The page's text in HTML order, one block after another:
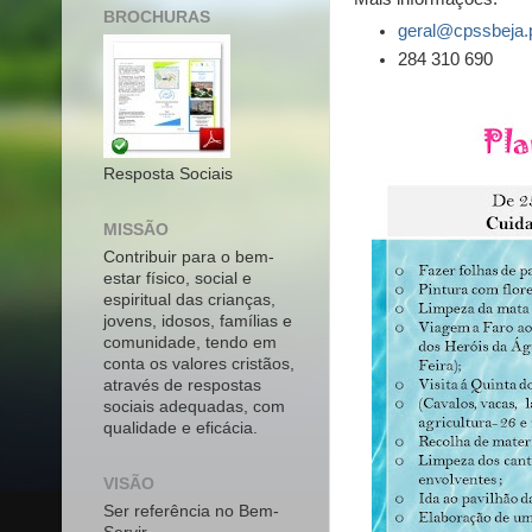
284 310 690
BROCHURAS
Resposta Sociais
MISSÃO
Contribuir para o bem-
estar físico, social e
espiritual das crianças,
jovens, idosos, famílias e
comunidade, tendo em
conta os valores cristãos,
através de respostas
sociais adequadas, com
qualidade e eficácia.
VISÃO
Ser referência no Bem-